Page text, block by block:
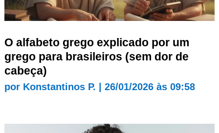
O alfabeto grego explicado por um
grego para brasileiros (sem dor de
cabeça)
por Konstantinos P. 26/01/2026 às 09:58